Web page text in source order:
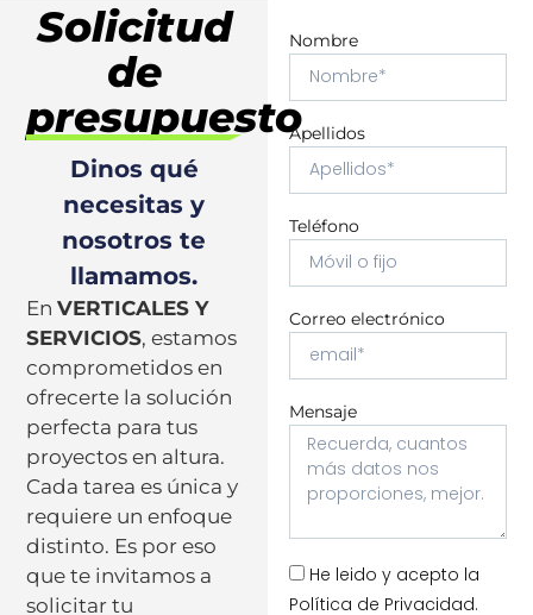
Solicitud
de
presupuesto
Dinos qué
necesitas y
nosotros te
llamamos.
EnVERTICALES Y
SERVICIOS, estamos
comprometidos en
ofrecerte la solución
perfecta para tus
proyectos en altura.
Cada tarea es única y
requiere un enfoque
distinto. Es por eso
que te invitamos a
solicitar tu
Nombre
Apellidos
Teléfono
Correo electrónico
Mensaje
He leido y acepto la
Política de Privacidad.